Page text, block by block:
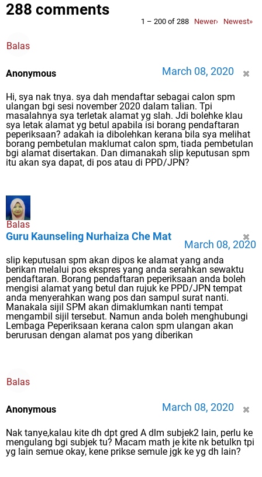
288 comments
1 – 200 of 288 Newer› Newest»
Balas
Anonymous March 08, 2020
Hi, sya nak tnya. sya dah mendaftar sebagai calon spm
ulangan bgi sesi november 2020 dalam talian. Tpi
masalahnya sya terletak alamat yg slah. Jdi bolehke klau
sya letak alamat yg betul apabila isi borang pendaftaran
peperiksaan? adakah ia dibolehkan kerana bila sya melihat
borang pembetulan maklumat calon spm, tiada pembetulan
bgi alamat disertakan. Dan dimanakah slip keputusan spm
itu akan sya dapat, di pos atau di PPD/JPN?
Balas
Guru Kaunseling Nurhaiza Che Mat
March 08, 2020
slip keputusan spm akan dipos ke alamat yang anda
berikan melalui pos ekspres yang anda serahkan sewaktu
pendaftaran. Borang pendaftaran peperiksaan anda boleh
mengisi alamat yang betul dan rujuk ke PPD/JPN tempat
anda menyerahkan wang pos dan sampul surat nanti.
Manakala sijil SPM akan dimaklumkan nanti tempat
mengambil sijil tersebut. Namun anda boleh menghubungi
Lembaga Peperiksaan kerana calon spm ulangan akan
berurusan dengan alamat pos yang diberikan
Balas
Anonymous March 08, 2020
Nak tanye,kalau kite dh dpt gred A dlm subjek2 lain, perlu ke
mengulang bgi subjek tu? Macam math je kite nk betulkn tpi
yg lain semue okay, kene prikse semule jgk ke yg dh lain?